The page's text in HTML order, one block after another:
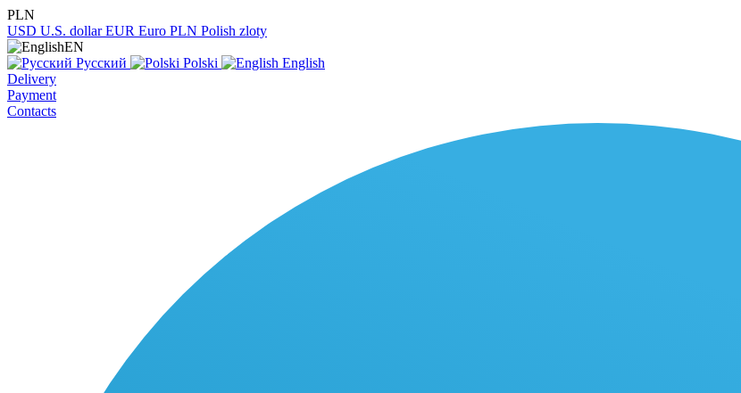
PLN
USD U.S. dollar EUR Euro PLN Polish zloty
EN
Русский
Polski
English
Delivery
Payment
Contacts